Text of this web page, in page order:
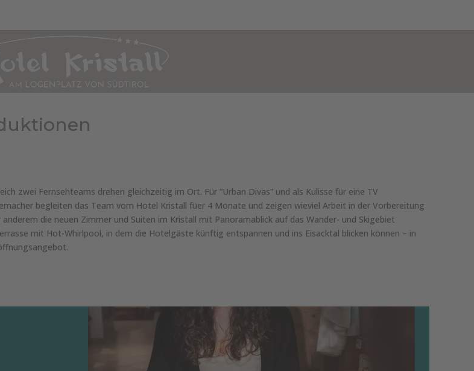
zwei Fernsehteams drehen gleichzeitig im Ort. Für “Urban Divas” und als Kulisse für eine TV
begleiten das Team vom Hotel Kristall füer 4 Monate und zeigen wieviel Arbeit in der Vorbereitung
die neuen Zimmer und Suiten im Kristall mit Panoramablick auf das Wander- und Skigebiet
mit Hot-Whirlpool, in dem die Hotelgäste künftig entspannen und ins Eisacktal blicken können – in